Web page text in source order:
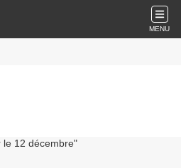
MENU